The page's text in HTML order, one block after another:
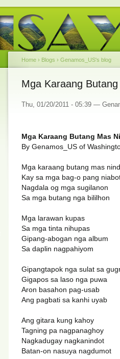
Home › Blogs › Genamos_US's blog
Mga Karaang
Thu, 01/20/2011 - 05:39 —
Mga Karaang Butang Mas
By Genamos_US of
Mga karaang butang mas
Kay sa mga bag-o pang
Nagdala og mga sugilanon
Sa mga butang nga bililhon
Mga larawan kupas
Sa mga tinta nihupas
Gipang-abogan nga album
Sa daplin nagpahiyom
Gipangtapok nga sulat sa
Gigapos sa laso nga puwa
Aron basahon pag-usab
Ang pagbati sa kanhi uyab
Ang gitara kung kahoy
Tagning pa nagpanaghoy
Nagkadugay nagkanindot
Batan-on nasuya nagdumot